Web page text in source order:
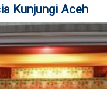
Kunjungi Aceh